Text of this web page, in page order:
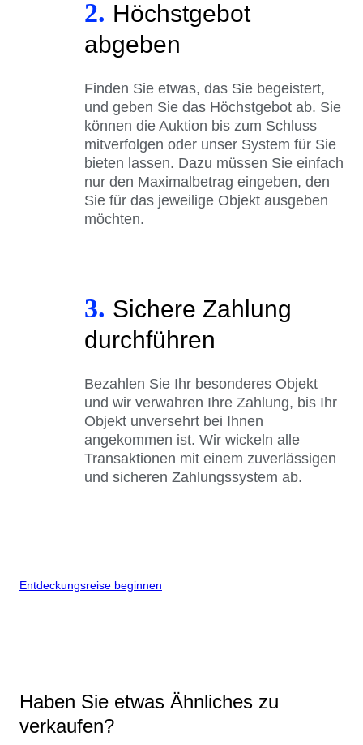
2. Höchstgebot
abgeben
Finden Sie etwas, das Sie begeistert,
und geben Sie das Höchstgebot ab. Sie
können die Auktion bis zum Schluss
mitverfolgen oder unser System für Sie
bieten lassen. Dazu müssen Sie einfach
nur den Maximalbetrag eingeben, den
Sie für das jeweilige Objekt ausgeben
möchten.
3. Sichere Zahlung
durchführen
Bezahlen Sie Ihr besonderes Objekt
und wir verwahren Ihre Zahlung, bis Ihr
Objekt unversehrt bei Ihnen
angekommen ist. Wir wickeln alle
Transaktionen mit einem zuverlässigen
und sicheren Zahlungssystem ab.
Entdeckungsreise beginnen
Haben Sie etwas Ähnliches zu
verkaufen?